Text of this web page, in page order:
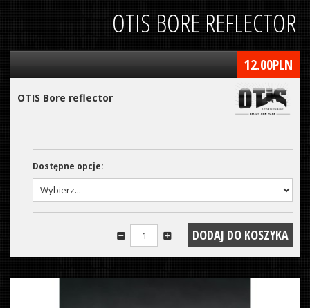
OTIS BORE REFLECTOR
12.00PLN
OTIS Bore reflector
Dostępne opcje: